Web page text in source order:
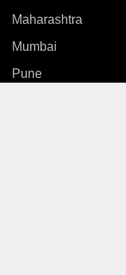
Maharashtra
Mumbai
Pune